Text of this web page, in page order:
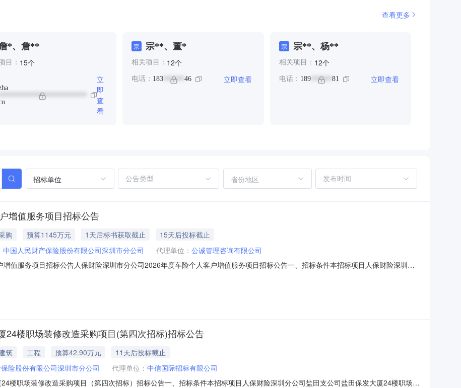
查看更多
*、詹**
目： 15个
*************************
立
即
查
看
宗 宗**、董*
相关项目： 12个
电话： 183 ****** 46 立即查看
宗 宗**、杨**
相关项目： 12个
电话： 189****** 81 立即查看
招标单位 省份地区
增值服务项目招标公告
购 预算1145万元 1天后标书获取截止
15天后投标截止
中国人民财产保险股份有限公司深圳市分公司 代理单位： 公诚管理咨询有限公司
值服务项目招标公告人保财险深圳市分公司2026年度车险个人客户增值服务项目招标公告一、招标条件本招标项目人保财险深圳市
由中国人民财产保险股份有限公司深圳市分公司（以下简称“人保财险深圳分公司”）根据中标结果与中标人签署。现委托公诚管理咨
24楼职场装修改造采购项目(第四次招标)招标公告
筑 工程 预算42.90万元
11天后投标截止
险股份有限公司深圳市分公司 代理单位： 中信国际招标有限公司
楼职场装修改造采购项目（第四次招标）招标公告一、招标条件本招标项目人保财险深圳分公司盐田支公司盐田保发大厦24楼职场装